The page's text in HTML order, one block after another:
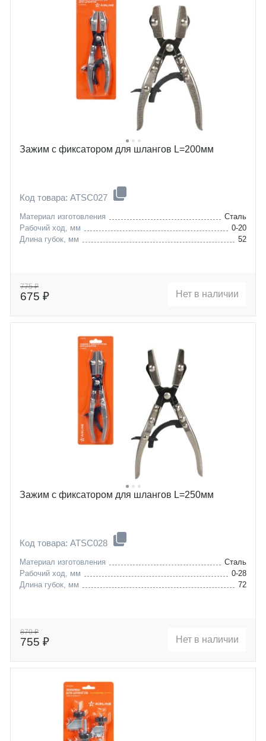
Зажим с фиксатором для шлангов L=200мм
Код товара: ATSC027
Материал изготовления
Сталь
Рабочий ход, мм
0-20
Длина губок, мм
52
775 ₽
675 ₽ Нет в наличии
Зажим с фиксатором для шлангов L=250мм
Код товара: ATSC028
Материал изготовления
Сталь
Рабочий ход, мм
0-28
Длина губок, мм
72
870 ₽
755 ₽ Нет в наличии